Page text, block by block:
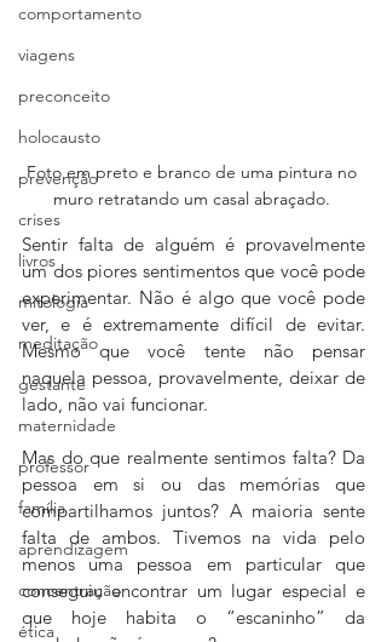
comportamento
viagens
preconceito
holocausto
prevenção
crises
livros
mitologia
meditação
gestante
maternidade
professor
família
aprendizagem
concentração
ética
Foto em preto e branco de uma pintura no
muro retratando um casal abraçado.
Sentir falta de alguém é provavelmente
um dos piores sentimentos que você pode
experimentar. Não é algo que você pode
ver, e é extremamente difícil de evitar.
Mesmo que você tente não pensar
naquela pessoa, provavelmente, deixar de
lado, não vai funcionar.
Mas do que realmente sentimos falta? Da
pessoa em si ou das memórias que
compartilhamos juntos? A maioria sente
falta de ambos. Tivemos na vida pelo
menos uma pessoa em particular que
conseguiu encontrar um lugar especial e
que hoje habita o “escaninho” da